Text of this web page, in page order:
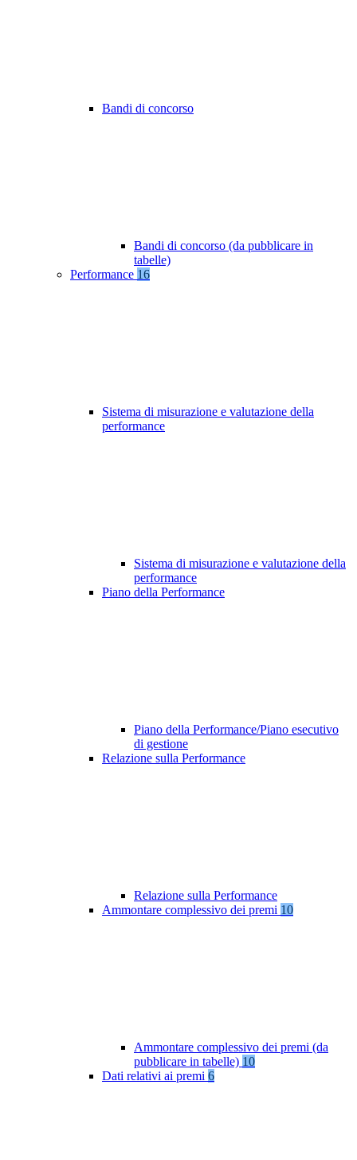
Bandi di concorso
Bandi di concorso (da pubblicare in
tabelle)
Performance 16
Sistema di misurazione e valutazione della
performance
Sistema di misurazione e valutazione della
performance
Piano della Performance
Piano della Performance/Piano esecutivo
di gestione
Relazione sulla Performance
Relazione sulla Performance
Ammontare complessivo dei premi 10
Ammontare complessivo dei premi (da
pubblicare in tabelle) 10
Dati relativi ai premi 6